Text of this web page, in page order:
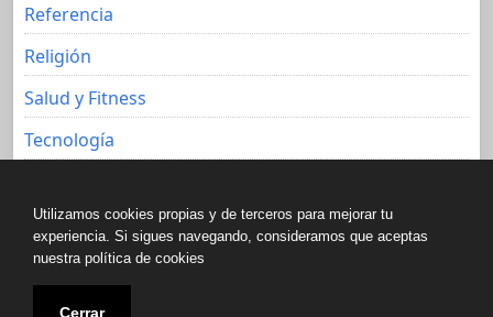
Referencia
Religión
Salud y Fitness
Tecnología
Utilizamos cookies propias y de terceros para mejorar tu
experiencia. Si sigues navegando, consideramos que aceptas
nuestra política de cookies
Cerrar